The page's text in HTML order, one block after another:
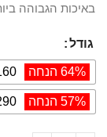
באיכות הגבוהה
גודל
64% הנחה
57% הנחה